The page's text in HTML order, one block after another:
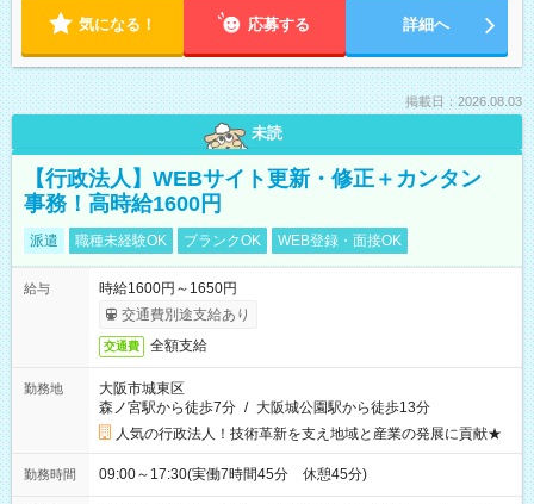
気になる！ 応募する 詳細へ
掲載日：2026.08.03
未読
【行政法人】WEBサイト更新・修正＋カンタン
事務！高時給1600円
派遣 職種未経験OK ブランクOK WEB登録・面接OK
給与
時給1600円～1650円
交通費別途支給あり
交通費 全額支給
勤務地
大阪市城東区
森ノ宮駅から徒歩7分 / 大阪城公園駅から徒歩13分
人気の行政法人！技術革新を支え地域と産業の発展に貢献★
勤務時間 09:00～17:30(実働7時間45分 休憩45分)